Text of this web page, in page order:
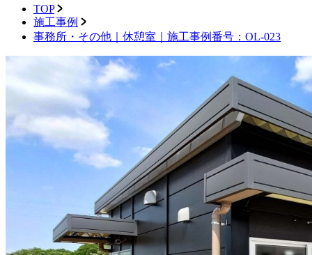
TOP
施工事例
事務所・その他｜休憩室｜施工事例番号：OL-023